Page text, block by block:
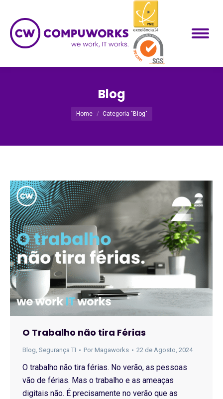
Blog
Você está aqui:
Home Categoria "Blog"
O Trabalho não tira Férias
Blog Segurança TI Por Magaworks 22 de Agosto, 2024
O trabalho não tira férias. No verão, as pessoas
vão de férias. Mas o trabalho e as ameaças
digitais não. É precisamente no verão que as